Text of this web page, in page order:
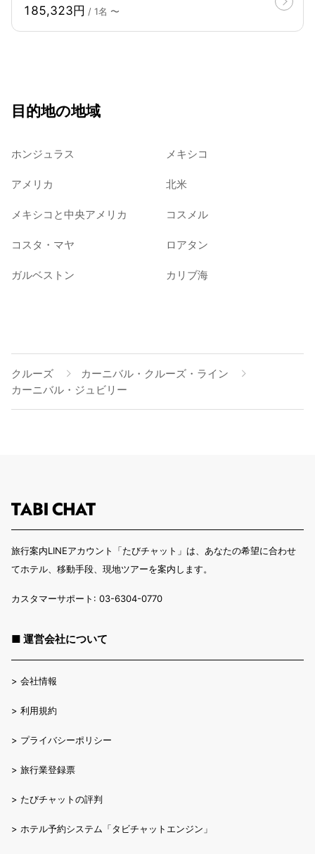
185,323円 / 1名 〜
目的地の地域
ホンジュラス メキシコ
アメリカ 北米
メキシコと中央アメリカ コスメル
コスタ・マヤ ロアタン
ガルベストン カリブ海
クルーズ
カーニバル・クルーズ・ライン
カーニバル・ジュビリー
旅行案内LINEアカウント「たびチャット」は、あなたの希望に合わせ
てホテル、移動手段、現地ツアーを案内します。
カスタマーサポート: 03-6304-0770
■ 運営会社について
> 会社情報
> 利用規約
> プライバシーポリシー
> 旅行業登録票
> たびチャットの評判
> ホテル予約システム「タビチャットエンジン」